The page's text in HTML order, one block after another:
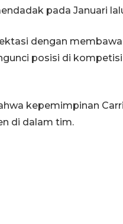
pada Januari
dengan
posisi di
kepemimpinan
di dalam tim.